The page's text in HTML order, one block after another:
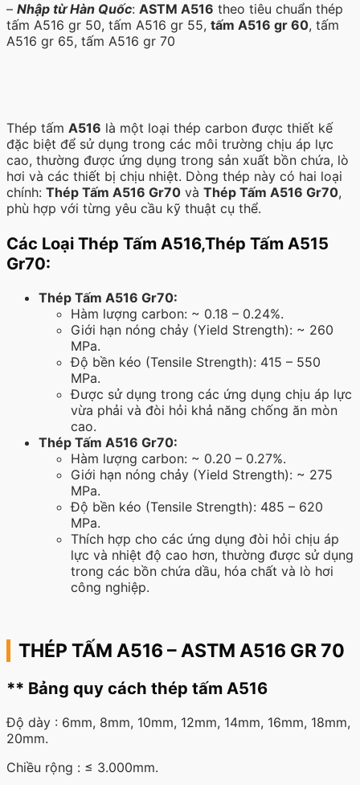
– Nhập từ Hàn Quốc: ASTM A516 theo tiêu chuẩn thép
tấm A516 gr 50, tấm A516 gr 55, tấm A516 gr 60, tấm
A516 gr 65, tấm A516 gr 70
Thép tấm A516 là một loại thép carbon được thiết kế
đặc biệt để sử dụng trong các môi trường chịu áp lực
cao, thường được ứng dụng trong sản xuất bồn chứa, lò
hơi và các thiết bị chịu nhiệt. Dòng thép này có hai loại
chính: Thép Tấm A516 Gr70 và Thép Tấm A516 Gr70,
phù hợp với từng yêu cầu kỹ thuật cụ thể.
Các Loại Thép Tấm A516,Thép Tấm A515
Gr70:
Thép Tấm A516 Gr70:
Hàm lượng carbon: ~ 0.18 – 0.24%.
Giới hạn nóng chảy (Yield Strength): ~ 260
MPa.
Độ bền kéo (Tensile Strength): 415 – 550
MPa.
Được sử dụng trong các ứng dụng chịu áp lực
vừa phải và đòi hỏi khả năng chống ăn mòn
cao.
Thép Tấm A516 Gr70:
Hàm lượng carbon: ~ 0.20 – 0.27%.
Giới hạn nóng chảy (Yield Strength): ~ 275
MPa.
Độ bền kéo (Tensile Strength): 485 – 620
MPa.
Thích hợp cho các ứng dụng đòi hỏi chịu áp
lực và nhiệt độ cao hơn, thường được sử dụng
trong các bồn chứa dầu, hóa chất và lò hơi
công nghiệp.
THÉP TẤM A516 – ASTM A516 GR 70
** Bảng quy cách thép tấm A516
Độ dày : 6mm, 8mm, 10mm, 12mm, 14mm, 16mm, 18mm,
20mm.
Chiều rộng : ≤ 3.000mm.